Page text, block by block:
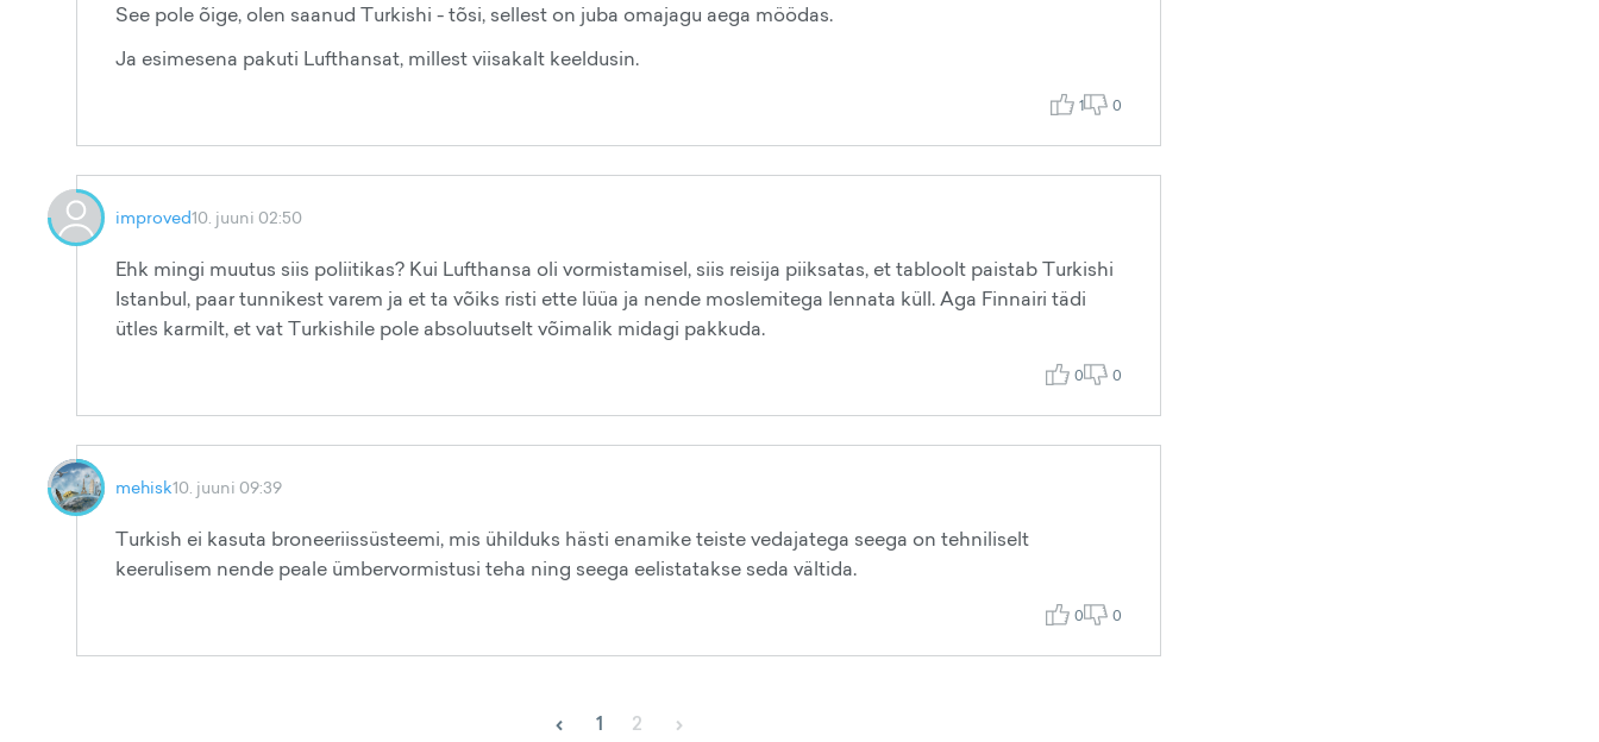
See pole õige, olen saanud Turkishi - tõsi, sellest on juba omajagu aega möödas.
Ja esimesena pakuti Lufthansat, millest viisakalt keeldusin.
1 0
improved10. juuni 02:50
Ehk mingi muutus siis poliitikas? Kui Lufthansa oli vormistamisel, siis reisija piiksatas, et tabloolt paistab Turkishi
Istanbul, paar tunnikest varem ja et ta võiks risti ette lüüa ja nende moslemitega lennata küll. Aga Finnairi tädi
ütles karmilt, et vat Turkishile pole absoluutselt võimalik midagi pakkuda.
0 0
mehisk10. juuni 09:39
Turkish ei kasuta broneeriissüsteemi, mis ühilduks hästi enamike teiste vedajatega seega on tehniliselt
keerulisem nende peale ümbervormistusi teha ning seega eelistatakse seda vältida.
0 0
‹ 1 2 ›